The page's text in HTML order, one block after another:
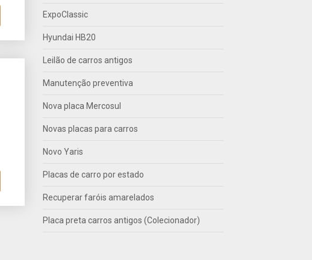
ExpoClassic
Hyundai HB20
Leilão de carros antigos
Manutenção preventiva
Nova placa Mercosul
Novas placas para carros
Novo Yaris
Placas de carro por estado
Recuperar faróis amarelados
Placa preta carros antigos (Colecionador)